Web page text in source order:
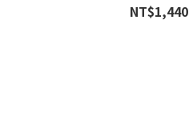
NT$1,440